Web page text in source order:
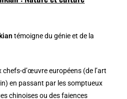
témoigne du génie et de la
chefs-d’œuvre européens (de l’art
en passant par les somptueux
chinoises ou des faiences